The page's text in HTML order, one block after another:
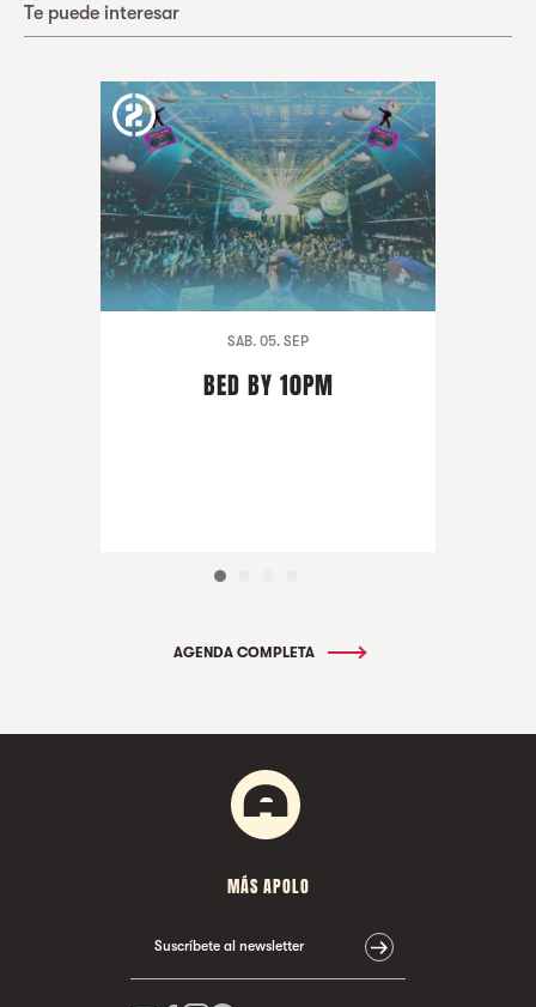
Te puede interesar
SAB. 05. SEP
BED BY 10PM
AGENDA COMPLETA
MÁS APOLO
Suscríbete al newsletter